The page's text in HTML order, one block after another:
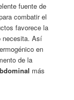
fuente de
combatir el
favorece la
necesita. Así
en
de la
más